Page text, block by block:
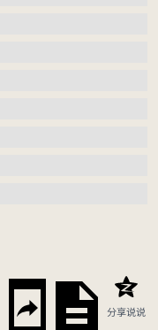
分享说说